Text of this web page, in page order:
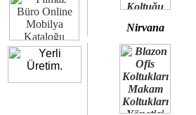
Nirvana